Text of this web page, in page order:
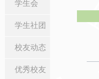
学生会
学生社团
校友动态
优秀校友